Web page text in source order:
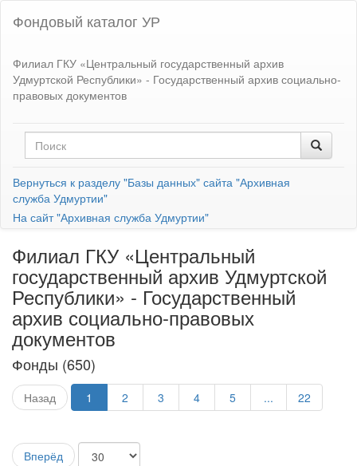
Фондовый каталог УР
Филиал ГКУ «Центральный государственный архив
Удмуртской Республики» - Государственный архив социально-
правовых документов
Вернуться к разделу "Базы данных" сайта "Архивная
служба Удмуртии"
На сайт "Архивная служба Удмуртии"
Филиал ГКУ «Центральный
государственный архив Удмуртской
Республики» - Государственный
архив социально-правовых
документов
Фонды (650)
Назад 1 2 3 4 5 ... 22
Вперёд